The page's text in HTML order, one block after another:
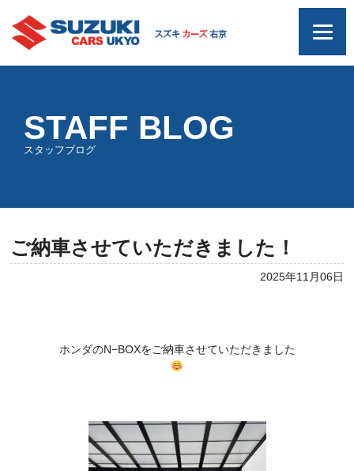
STAFF BLOG
スタッフブログ
ご納車させていただきました！
2025年11月06日
ホンダのN−BOXをご納車させていただきました